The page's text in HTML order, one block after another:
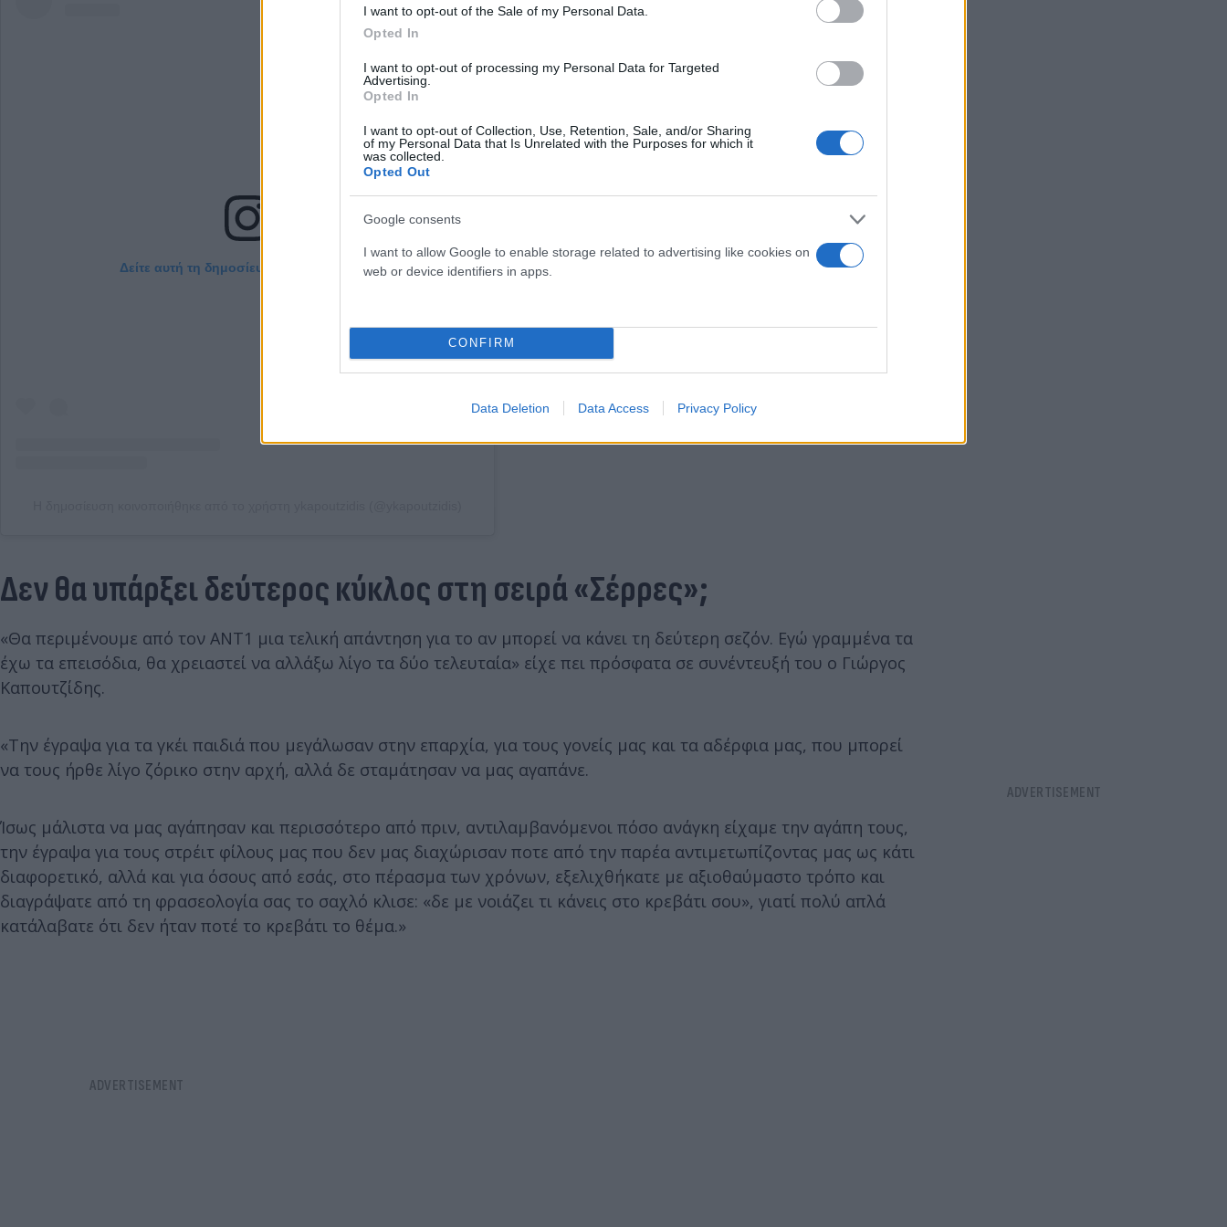
I want to opt-out of the Sale of my Personal Data.
Opted In
I want to opt-out of processing my Personal Data for Targeted
Advertising.
Opted In
I want to opt-out of Collection, Use, Retention, Sale, and/or Sharing
of my Personal Data that Is Unrelated with the Purposes for which it
was collected.
Opted Out
Google consents
I want to allow Google to enable storage related to advertising like cookies on
web or device identifiers in apps.
CONFIRM
Data Deletion Data Access Privacy Policy
Δείτε αυτή τη δημοσίευση στο Instagram.
Δεν θα υπάρξει δεύτερος κύκλος στη σειρά «Σέρρες»;
«Θα περιμένουμε από τον ΑΝΤ1 μια τελική απάντηση για το αν μπορεί να κάνει τη δεύτερη σεζόν. Εγώ γραμμένα τα
έχω τα επεισόδια, θα χρειαστεί να αλλάξω λίγο τα δύο τελευταία» είχε πει πρόσφατα σε συνέντευξή του ο Γιώργος
Καπουτζίδης.
«Την έγραψα για τα γκέι παιδιά που μεγάλωσαν στην επαρχία, για τους γονείς μας και τα αδέρφια μας, που μπορεί
να τους ήρθε λίγο ζόρικο στην αρχή, αλλά δε σταμάτησαν να μας αγαπάνε.
Ίσως μάλιστα να μας αγάπησαν και περισσότερο από πριν, αντιλαμβανόμενοι πόσο ανάγκη είχαμε την αγάπη τους,
την έγραψα για τους στρέιτ φίλους μας που δεν μας διαχώρισαν ποτε από την παρέα αντιμετωπίζοντας μας ως κάτι
διαφορετικό, αλλά και για όσους από εσάς, στο πέρασμα των χρόνων, εξελιχθήκατε με αξιοθαύμαστο τρόπο και
διαγράψατε από τη φρασεολογία σας το σαχλό κλισε: «δε με νοιάζει τι κάνεις στο κρεβάτι σου», γιατί πολύ απλά
κατάλαβατε ότι δεν ήταν ποτέ το κρεβάτι το θέμα.»